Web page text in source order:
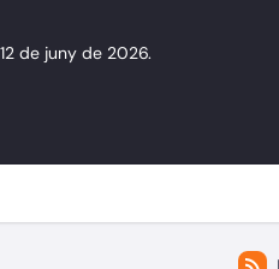
de juny de 2026.